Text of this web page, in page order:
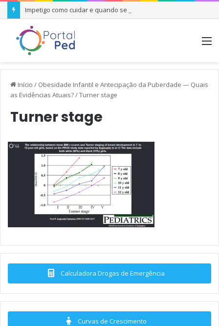
Impetigo como cuidar e quando se preocupar
Início / Obesidade Infantil e Antecipação da Puberdade — Quais
as Evidências Atuais?/Turner stage
Turner stage
Calculadora Drogas de Emergência
Curvas de Crescimento